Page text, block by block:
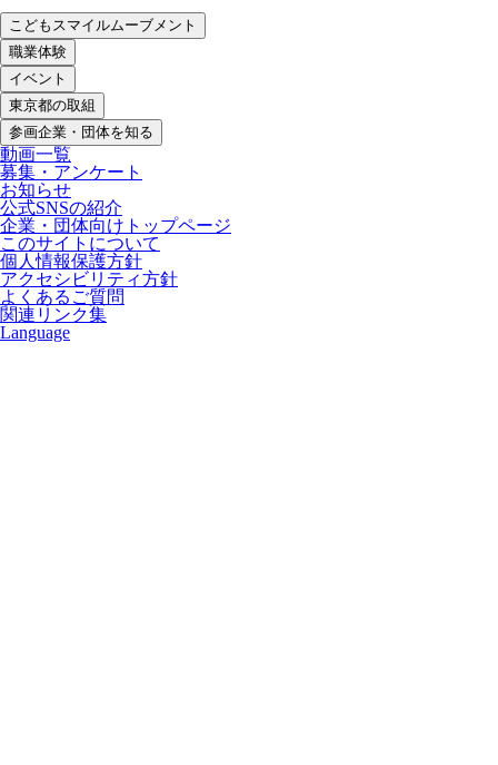
こどもスマイルムーブメント
職業体験
イベント
東京都の取組
参画企業・団体を知る
動画一覧
募集・アンケート
お知らせ
公式SNSの紹介
企業・団体向けトップページ
このサイトについて
個人情報保護方針
アクセシビリティ方針
よくあるご質問
関連リンク集
Language